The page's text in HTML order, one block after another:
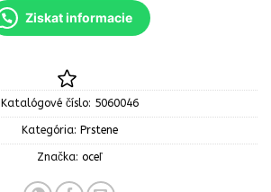
Ziskat informacie
Katalógové číslo: 5060046
Kategória: Prstene
Značka: oceľ